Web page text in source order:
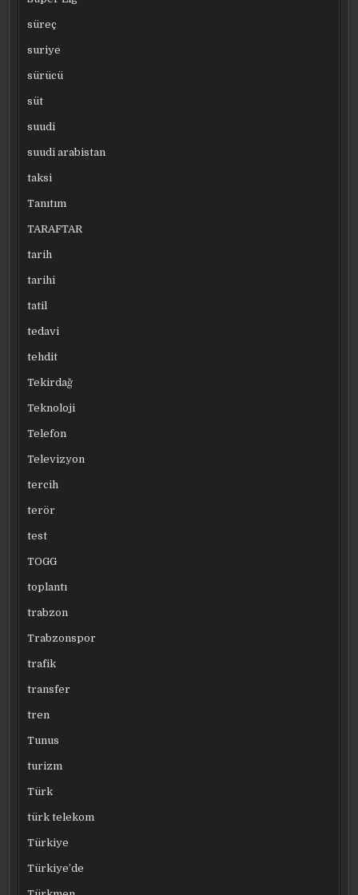
süreç
suriye
sürücü
süt
suudi
suudi arabistan
taksi
Tanıtım
TARAFTAR
tarih
tarihi
tatil
tedavi
tehdit
Tekirdağ
Teknoloji
Telefon
Televizyon
tercih
terör
test
TOGG
toplantı
trabzon
Trabzonspor
trafik
transfer
tren
Tunus
turizm
Türk
türk telekom
Türkiye
Türkiye’de